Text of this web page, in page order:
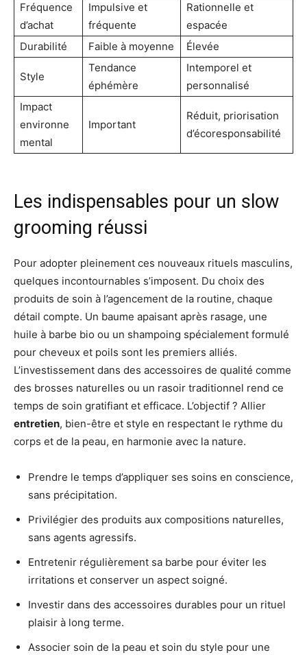
Fréquence
d’achat
Impulsive et
fréquente
Rationnelle et
espacée
Durabilité
Faible à moyenne Élevée
Style
Tendance
éphémère
Intemporel et
personnalisé
Impact
environne
mental
Important
Réduit, priorisation
d’écoresponsabilité
Les indispensables pour un slow
grooming réussi
Pour adopter pleinement ces nouveaux rituels masculins,
quelques incontournables s’imposent. Du choix des
produits de soin à l’agencement de la routine, chaque
détail compte. Un baume apaisant après rasage, une
huile à barbe bio ou un shampoing spécialement formulé
pour cheveux et poils sont les premiers alliés.
L’investissement dans des accessoires de qualité comme
des brosses naturelles ou un rasoir traditionnel rend ce
temps de soin gratifiant et efficace. L’objectif ? Allier
entretien, bien-être et style en respectant le rythme du
corps et de la peau, en harmonie avec la nature.
Prendre le temps d’appliquer ses soins en conscience,
sans précipitation.
Privilégier des produits aux compositions naturelles,
sans agents agressifs.
Entretenir régulièrement sa barbe pour éviter les
irritations et conserver un aspect soigné.
Investir dans des accessoires durables pour un rituel
plaisir à long terme.
Associer soin de la peau et soin du style pour une